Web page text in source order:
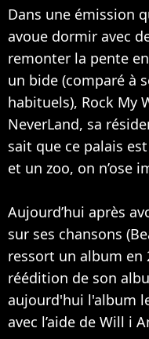
Dans une émission
avoue dormir avec
remonter la pente
un bide (comparé à
habituels), Rock My
NeverLand, sa
sait que ce palais
et un zoo, on n’ose
Aujourd’hui après
sur ses chansons (
ressort un album en
réédition de son
aujourd'hui l'album
avec l’aide de Will i